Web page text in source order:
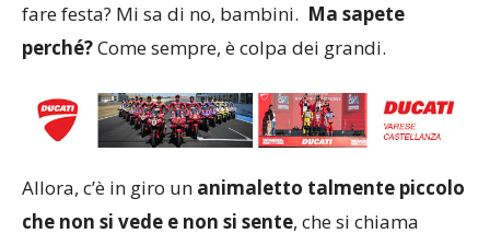
fare festa? Mi sa di no, bambini. Ma sapete
perché?Come sempre, è colpa dei grandi.
Allora, c’è in giro un animaletto talmente piccolo
che non si vede e non si sente, che si chiama